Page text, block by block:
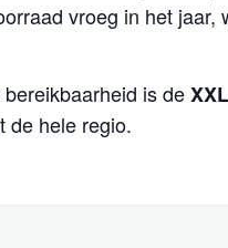
vroeg in het jaar,
is de
de hele regio.